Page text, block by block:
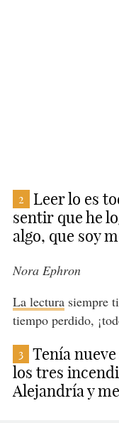
2
Leer lo es
sentir que he
algo, que soy
Nora Ephron
La lecturasiempre
tiempo perdido,
3
Tenía
los tres
Alejandría y